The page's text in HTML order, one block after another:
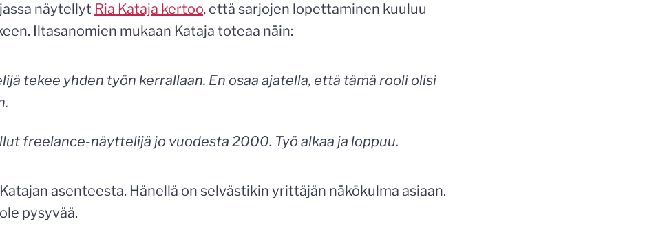
näytellyt Ria Kataja kertoo, että sarjojen lopettaminen kuuluu
Iltasanomien mukaan Kataja toteaa näin:
tekee yhden työn kerrallaan. En osaa ajatella, että tämä rooli olisi
freelance-näyttelijä jo vuodesta 2000. Työ alkaa ja loppuu.
asenteesta. Hänellä on selvästikin yrittäjän näkökulma asiaan.
pysyvää.